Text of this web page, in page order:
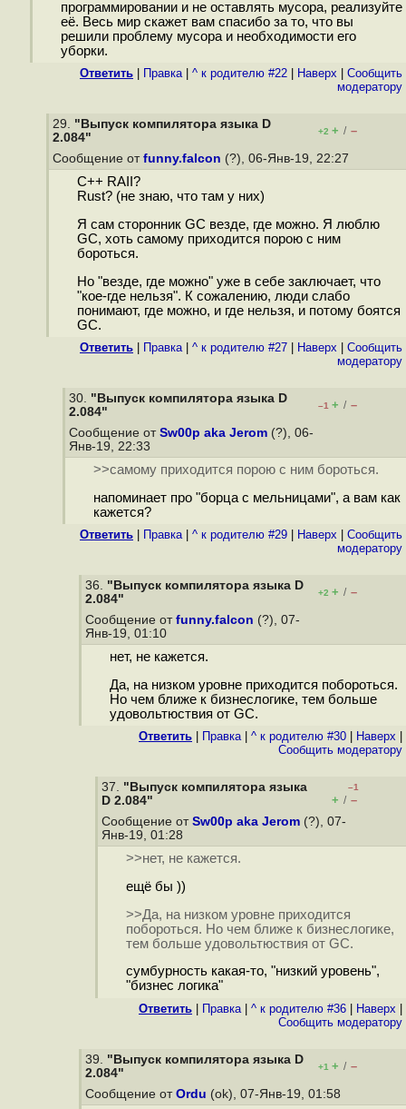
программировании и не оставлять мусора, реализуйте
её. Весь мир скажет вам спасибо за то, что вы
решили проблему мусора и необходимости его
уборки.
Ответить Правка| ^ к родителю #22 Наверх
Cообщить
модератору
29. "Выпуск компилятора языка D
2.084"
+2 + / –
Сообщение от funny.falcon (?), 06-Янв-19, 22:27
C++ RAII?
Rust? (не знаю, что там у них)
Я сам сторонник GC везде, где можно. Я люблю
GC, хоть самому приходится порою с ним
бороться.
Но "везде, где можно" уже в себе заключает, что
"кое-где нельзя". К сожалению, люди слабо
понимают, где можно, и где нельзя, и потому боятся
GC.
Ответить Правка| ^ к родителю #27 Наверх
Cообщить
модератору
30. "Выпуск компилятора языка D
2.084"
–1 + / –
Сообщение от Sw00p aka Jerom (?), 06-
Янв-19, 22:33
>>самому приходится порою с ним бороться.
напоминает про "борца с мельницами", а вам как
кажется?
Ответить Правка| ^ к родителю #29 Наверх
Cообщить
модератору
36. "Выпуск компилятора языка D
2.084"
+2 + / –
Сообщение от funny.falcon (?), 07-
Янв-19, 01:10
нет, не кажется.
Да, на низком уровне приходится побороться.
Но чем ближе к бизнеслогике, тем больше
удовольтюствия от GC.
Ответить Правка| ^ к родителю #30 Наверх
Cообщить модератору
37. "Выпуск компилятора языка
D 2.084"
–1
+ / –
Сообщение от Sw00p aka Jerom (?), 07-
Янв-19, 01:28
>>нет, не кажется.
ещё бы ))
>>Да, на низком уровне приходится
побороться. Но чем ближе к бизнеслогике,
тем больше удовольтюствия от GC.
сумбурность какая-то, "низкий уровень",
"бизнес логика"
Ответить Правка| ^ к родителю #36 Наверх
Cообщить модератору
39. "Выпуск компилятора языка D
2.084"
+1 + / –
Сообщение от Ordu (ok), 07-Янв-19, 01:58